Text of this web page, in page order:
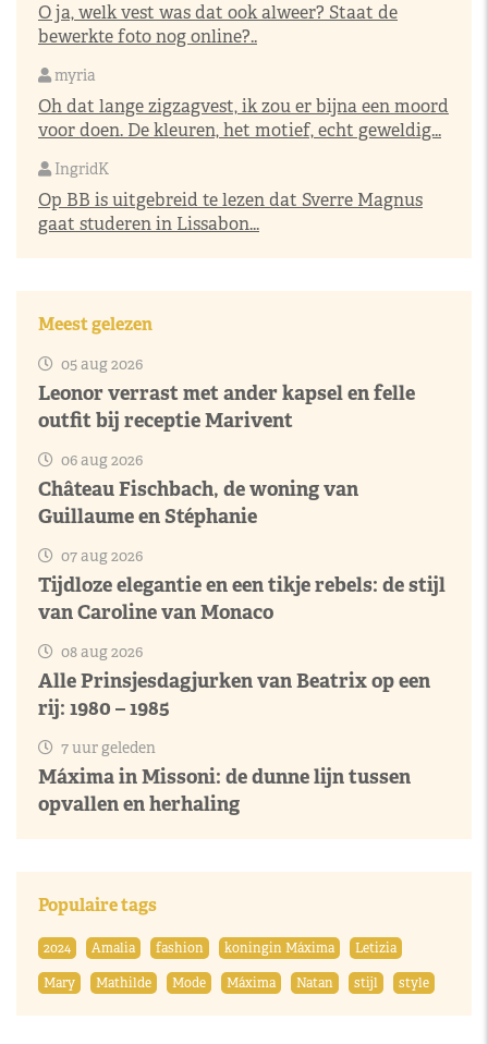
O ja, welk vest was dat ook alweer? Staat de
bewerkte foto nog online?..
myria
Oh dat lange zigzagvest, ik zou er bijna een moord
voor doen. De kleuren, het motief, echt geweldig...
IngridK
Op BB is uitgebreid te lezen dat Sverre Magnus
gaat studeren in Lissabon...
Meest gelezen
05 aug 2026
Leonor verrast met ander kapsel en felle
outfit bij receptie Marivent
06 aug 2026
Château Fischbach, de woning van
Guillaume en Stéphanie
07 aug 2026
Tijdloze elegantie en een tikje rebels: de stijl
van Caroline van Monaco
08 aug 2026
Alle Prinsjesdagjurken van Beatrix op een
rij: 1980 – 1985
7 uur geleden
Máxima in Missoni: de dunne lijn tussen
opvallen en herhaling
Populaire tags
2024 Amalia fashion koningin Máxima
Letizia
Mary
Mathilde Mode Máxima Natan stijl style